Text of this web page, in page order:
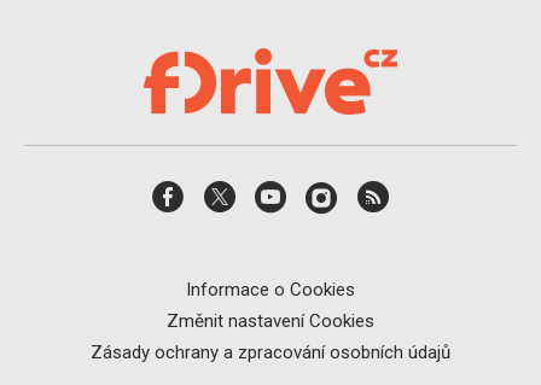
Informace o Cookies
Změnit nastavení Cookies
Zásady ochrany a zpracování osobních údajů